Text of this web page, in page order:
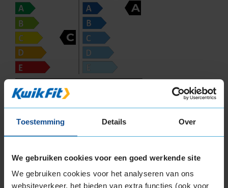
Toestemming Details Over
We gebruiken cookies voor een goed werkende site
We gebruiken cookies voor het analyseren van ons
websiteverkeer, het bieden van extra functies (ook voor
C
A
71
ABC
brandstofefficiëntie-label C, wat overeen komt